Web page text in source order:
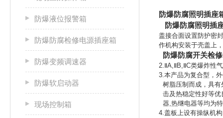
防爆液位报警箱
防爆防腐检修电源插座箱
防爆变频调速器
防爆软启动器
现场控制箱
防爆防腐照明插座
防爆防腐照明插
盖接合面设置防护密
作机构安装于壳盖上
防爆防腐开关检
2.ⅡA,ⅡB,ⅡC类爆炸性
3.本产品为复合型，
树脂压制而成，具
击及热稳定性好等
器,热继电器等均为
4.盖板上设有操纵机